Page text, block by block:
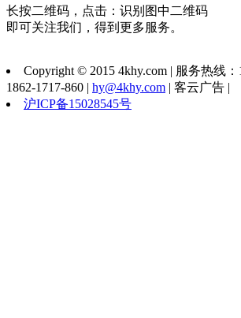
长按二维码，点击：识别图中二维码
即可关注我们，得到更多服务。
Copyright © 2015 4khy.com | 服务热线：
1862-1717-860 | hy@4khy.com | 客云广告 |
沪ICP备15028545号